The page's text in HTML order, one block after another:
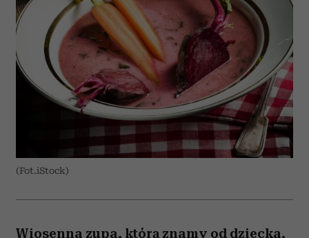
(Fot.iStock)
Wiosenna zupa, którą znamy od dziecka,